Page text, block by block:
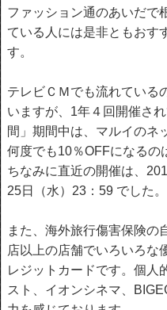
ファッション通のあいだで
ている人には是非ともおす
す。
テレビＣＭでも流れている
いますが、1年４回開催さ
間」期間中は、マルイのネ
何度でも10％OFFになるの
ちなみに直近の開催は、
25日（水）23：59 でした。
また、海外旅行傷害保険の
店以上の店舗でいろいろな
レジットカードです。個人
スト、イオンシネマ、